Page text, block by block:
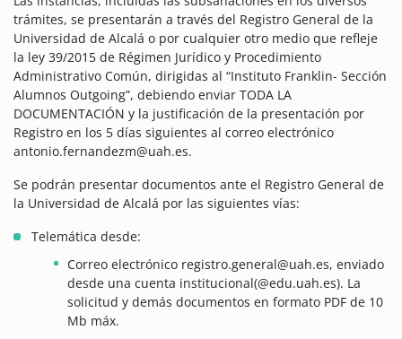
trámites, se presentarán a través del Registro General de la
Universidad de Alcalá o por cualquier otro medio que refleje
la ley 39/2015 de Régimen Jurídico y Procedimiento
Administrativo Común, dirigidas al “Instituto Franklin- Sección
Alumnos Outgoing”, debiendo enviar TODA LA
DOCUMENTACIÓN y la justificación de la presentación por
Registro en los 5 días siguientes al correo electrónico
antonio.fernandezm@uah.es.
Se podrán presentar documentos ante el Registro General de
la Universidad de Alcalá por las siguientes vías:
Telemática desde:
Correo electrónico registro.general@uah.es, enviado
desde una cuenta institucional(@edu.uah.es). La
solicitud y demás documentos en formato PDF de 10
Mb máx.